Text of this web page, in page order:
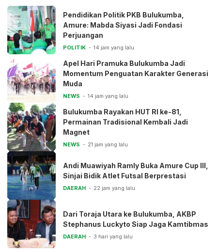
Pendidikan Politik PKB Bulukumba,
Amure: Mabda Siyasi Jadi Fondasi
Perjuangan
POLITIK 14 jam yang lalu
Apel Hari Pramuka Bulukumba Jadi
Momentum Penguatan Karakter Generasi
Muda
NEWS 14 jam yang lalu
Bulukumba Rayakan HUT RI ke-81,
Permainan Tradisional Kembali Jadi
Magnet
NEWS 21 jam yang lalu
Andi Muawiyah Ramly Buka Amure Cup III,
Sinjai Bidik Atlet Futsal Berprestasi
DAERAH 22 jam yang lalu
Dari Toraja Utara ke Bulukumba, AKBP
Stephanus Luckyto Siap Jaga Kamtibmas
DAERAH 3 hari yang lalu